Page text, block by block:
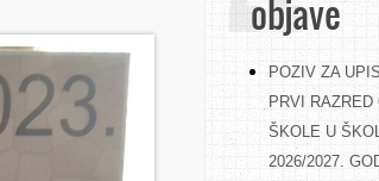
objave
POZIV ZA
PRVI RAZRED
ŠKOLE U
2026/2027.